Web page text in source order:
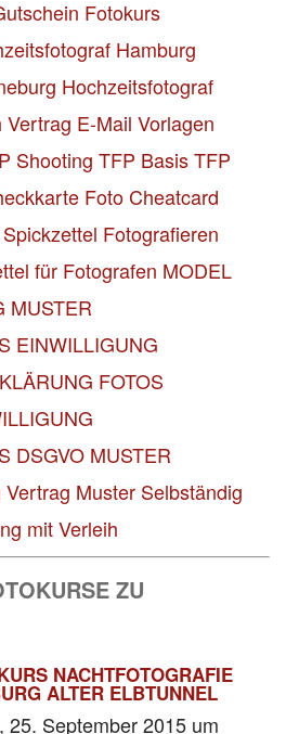
Fotokurs
Hamburg
Hochzeitsfotograf
Vertrag E-Mail Vorlagen
Shooting TFP BasisTFP
Foto Cheatcard
Fotografieren
für Fotografen MODEL
MUSTER
EINWILLIGUNG
FOTOS
DSGVO MUSTER
Muster Selbständig
mit Verleih
ZU
NACHTFOTOGRAFIE
ALTER ELBTUNNEL
25. September 2015 um